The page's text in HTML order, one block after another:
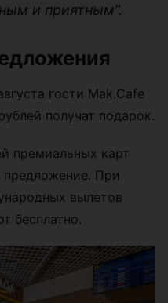
и приятным”.
гости Mak.Cafe
получат подарок.
премиальных карт
предложение. При
вылетов
бесплатно.